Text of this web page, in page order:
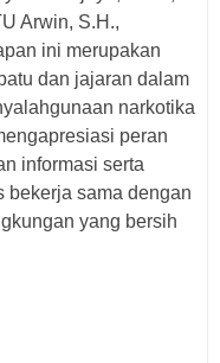
Arwin, S.H.,
ini merupakan
dan jajaran dalam
narkotika
peran
informasi serta
bekerja sama dengan
yang bersih